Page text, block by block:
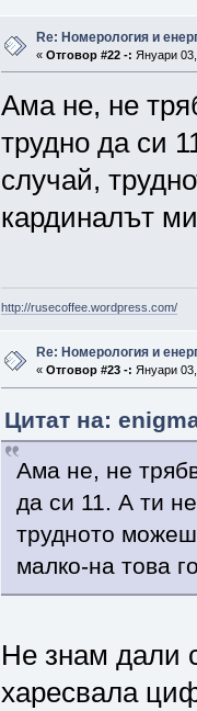
Re: Номерология и
« Отговор #22 -: Януари
Ама не, не
трудно да си
случай,
кардиналът
http://rusecoffee.wordpress.com/
Re: Номерология и
« Отговор #23 -: Януари
Цитат на:
Ама не, не
да си 11. А ти
трудното
малко-на това
Не знам дали
харесвала